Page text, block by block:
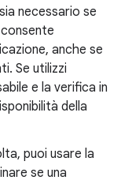
necessario se
anche se
Se utilizzi
e la verifica in
della
puoi usare la
se una